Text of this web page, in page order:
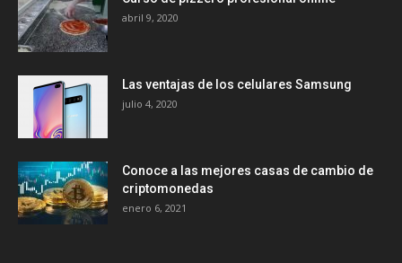
abril 9, 2020
Las ventajas de los celulares Samsung
julio 4, 2020
Conoce a las mejores casas de cambio de
criptomonedas
enero 6, 2021